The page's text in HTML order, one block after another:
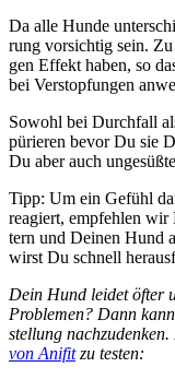
Da alle Hun­de
rung vor­sich­tig sein.
gen Effekt haben, so
bei Ver­stop­fun­gen
Sowohl bei Durch­fall
pürie­ren bevor Du sie
Du aber auch
Tipp: Um ein Gefühl
reagiert, emp­feh­len
tern und Dei­nen Hund
wirst Du schnell
Dein Hund lei­det öfter
Pro­ble­men? Dann
stel­lung
von Ani­fitzu tes­ten: